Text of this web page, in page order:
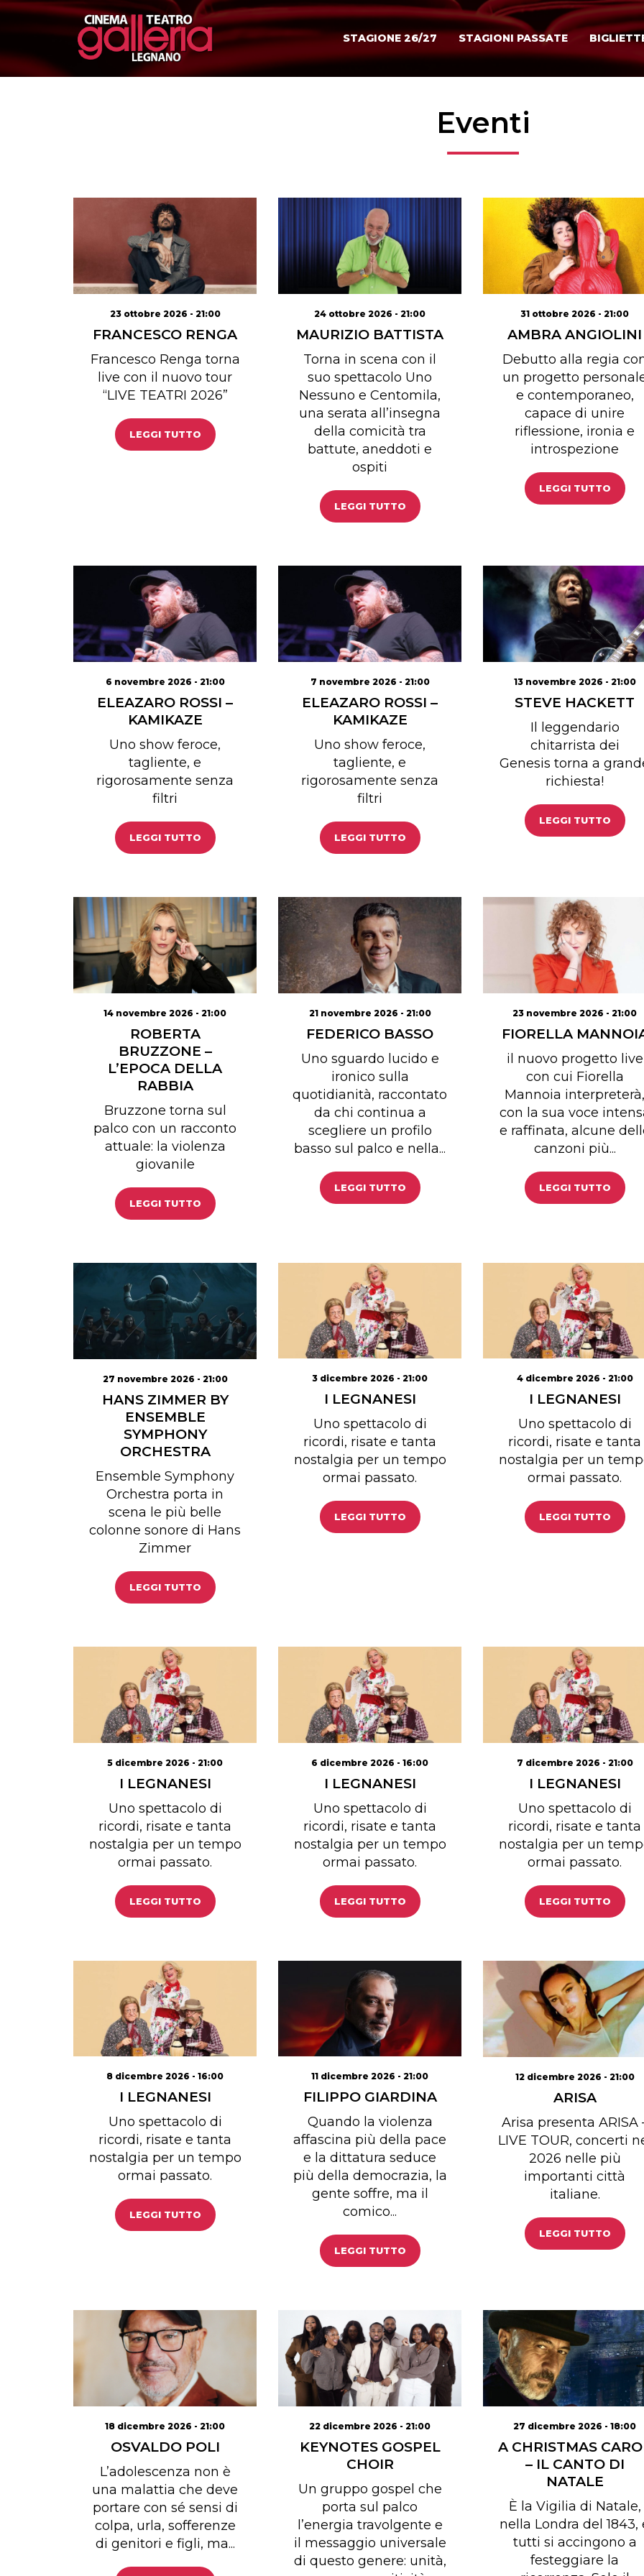
STAGIONE 26/27 STAGIONI PASSATE
Eventi
23 ottobre 2026 - 21:00
FRANCESCO RENGA
Francesco Renga torna
live con il nuovo tour
“LIVE TEATRI 2026”
LEGGI TUTTO
24 ottobre 2026 - 21:00
MAURIZIO BATTISTA
Torna in scena con il
suo spettacolo Uno
Nessuno e Centomila,
una serata all’insegna
della comicità tra
battute, aneddoti e
ospiti
LEGGI TUTTO
31 ottobre 2026 - 21:00
AMBRA ANGIOLINI
Debutto alla regia
un progetto
e contemporaneo,
capace di unire
riflessione, ironia e
introspezione
LEGGI TUTTO
6 novembre 2026 - 21:00
ELEAZARO ROSSI –
KAMIKAZE
Uno show feroce,
tagliente, e
rigorosamente senza
filtri
LEGGI TUTTO
7 novembre 2026 - 21:00
ELEAZARO ROSSI –
KAMIKAZE
Uno show feroce,
tagliente, e
rigorosamente senza
filtri
LEGGI TUTTO
13 novembre 2026 - 21:00
STEVE HACKETT
Il leggendario
chitarrista dei
Genesis torna a
richiesta!
LEGGI TUTTO
14 novembre 2026 - 21:00
ROBERTA
BRUZZONE –
L’EPOCA DELLA
RABBIA
Bruzzone torna sul
palco con un racconto
attuale: la violenza
giovanile
LEGGI TUTTO
21 novembre 2026 - 21:00
FEDERICO BASSO
Uno sguardo lucido e
ironico sulla
quotidianità, raccontato
da chi continua a
scegliere un profilo
basso sul palco e nella...
LEGGI TUTTO
23 novembre 2026 - 21:00
FIORELLA
il nuovo progetto live
con cui Fiorella
Mannoia interpreterà,
con la sua voce
e raffinata, alcune
canzoni più...
LEGGI TUTTO
27 novembre 2026 - 21:00
HANS ZIMMER BY
ENSEMBLE
SYMPHONY
ORCHESTRA
Ensemble Symphony
Orchestra porta in
scena le più belle
colonne sonore di Hans
Zimmer
LEGGI TUTTO
3 dicembre 2026 - 21:00
I LEGNANESI
Uno spettacolo di
ricordi, risate e tanta
nostalgia per un tempo
ormai passato.
LEGGI TUTTO
4 dicembre 2026 - 21:00
I LEGNANESI
Uno spettacolo di
ricordi, risate e tanta
nostalgia per un
ormai passato.
LEGGI TUTTO
5 dicembre 2026 - 21:00
I LEGNANESI
Uno spettacolo di
ricordi, risate e tanta
nostalgia per un tempo
ormai passato.
LEGGI TUTTO
6 dicembre 2026 - 16:00
I LEGNANESI
Uno spettacolo di
ricordi, risate e tanta
nostalgia per un tempo
ormai passato.
LEGGI TUTTO
7 dicembre 2026 - 21:00
I LEGNANESI
Uno spettacolo di
ricordi, risate e tanta
nostalgia per un
ormai passato.
LEGGI TUTTO
8 dicembre 2026 - 16:00
I LEGNANESI
Uno spettacolo di
ricordi, risate e tanta
nostalgia per un tempo
ormai passato.
LEGGI TUTTO
11 dicembre 2026 - 21:00
FILIPPO GIARDINA
Quando la violenza
affascina più della pace
e la dittatura seduce
più della democrazia, la
gente soffre, ma il
comico...
LEGGI TUTTO
12 dicembre 2026 - 21:00
ARISA
Arisa presenta ARISA
LIVE TOUR, concerti
2026 nelle più
importanti città
italiane.
LEGGI TUTTO
18 dicembre 2026 - 21:00
OSVALDO POLI
L’adolescenza non è
una malattia che deve
portare con sé sensi di
colpa, urla, sofferenze
di genitori e figli, ma...
22 dicembre 2026 - 21:00
KEYNOTES GOSPEL
CHOIR
Un gruppo gospel che
porta sul palco
l’energia travolgente e
il messaggio universale
di questo genere: unità,
27 dicembre 2026 - 18:00
A CHRISTMAS
– IL CANTO DI
NATALE
È la Vigilia di Natale,
nella Londra del 1843,
tutti si accingono a
festeggiare la